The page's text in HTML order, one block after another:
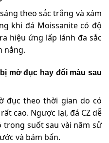
theo sắc trắng và xám
khi đá Moissanite có độ
hiệu ứng lấp lánh đa sắc
nắng.
mờ đục hay đổi màu sau
đục theo thời gian do có
cao. Ngược lại, đá CZ dễ
trong suốt sau vài năm sử
và bám bẩn.